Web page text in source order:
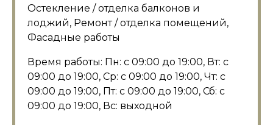
Остекление / отделка балконов и
лоджий, Ремонт / отделка помещений,
Фасадные работы
Время работы: Пн: с 09:00 до 19:00, Вт: с
09:00 до 19:00, Ср: с 09:00 до 19:00, Чт: с
09:00 до 19:00, Пт: с 09:00 до 19:00, Сб: с
09:00 до 19:00, Вс: выходной